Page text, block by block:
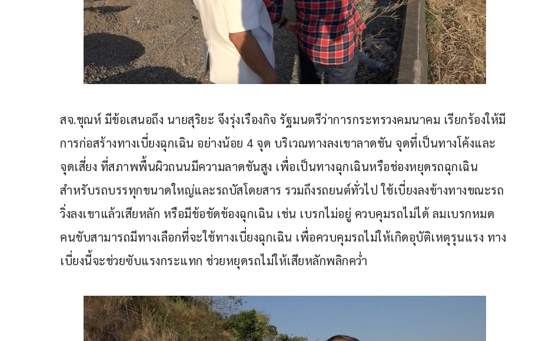
สจ.ชุณห์ มีข้อเสนอถึง นายสุริยะ จึงรุ่งเรืองกิจ รัฐมนตรีว่าการกระทรวงคมนาคม เรียกร้องให้มี
การก่อสร้างทางเบี่ยงฉุกเฉิน อย่างน้อย 4 จุด บริเวณทางลงเขาลาดชัน จุดที่เป็นทางโค้งและ
จุดเสี่ยง ที่สภาพพื้นผิวถนนมีความลาดชันสูง เพื่อเป็นทางฉุกเฉินหรือช่องหยุดรถฉุกเฉิน
สำหรับรถบรรทุกขนาดใหญ่และรถบัสโดยสาร รวมถึงรถยนต์ทั่วไป ใช้เบี่ยงลงข้างทางขณะรถ
วิ่งลงเขาแล้วเสียหลัก หรือมีข้อขัดข้องฉุกเฉิน เช่น เบรกไม่อยู่ ควบคุมรถไม่ได้ ลมเบรกหมด
คนขับสามารถมีทางเลือกที่จะใช้ทางเบี่ยงฉุกเฉิน เพื่อควบคุมรถไม่ให้เกิดอุบัติเหตุรุนแรง ทาง
เบี่ยงนี้จะช่วยซับแรงกระแทก ช่วยหยุดรถไม่ให้เสียหลักพลิกคว่ำ